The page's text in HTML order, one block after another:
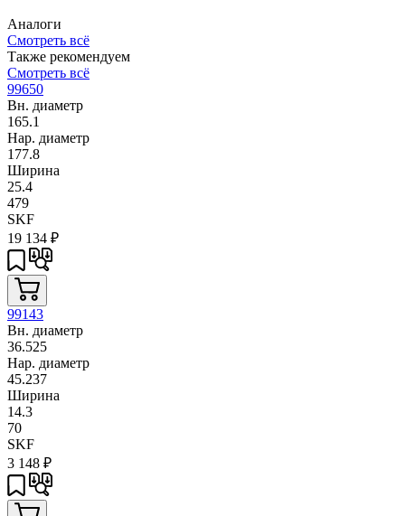
Аналоги
Смотреть всё
Также рекомендуем
Смотреть всё
99650
Вн. диаметр
165.1
Нар. диаметр
177.8
Ширина
25.4
479
SKF
19 134 ₽
99143
Вн. диаметр
36.525
Нар. диаметр
45.237
Ширина
14.3
70
SKF
3 148 ₽